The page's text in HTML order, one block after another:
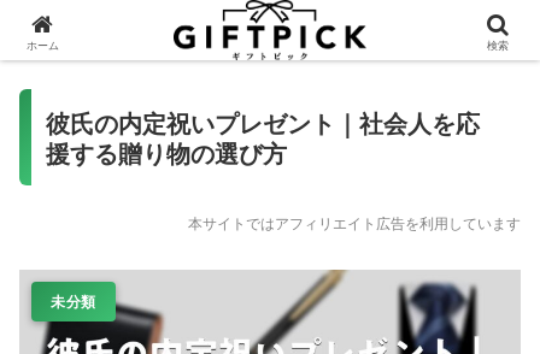
彼氏の内定祝いプレゼント｜社会人を応
援する贈り物の選び方
本サイトではアフィリエイト広告を利用しています
未分類
ホーム 検索